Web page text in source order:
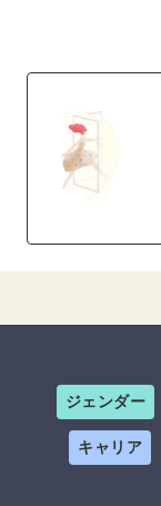
ジェンダー
キャリア